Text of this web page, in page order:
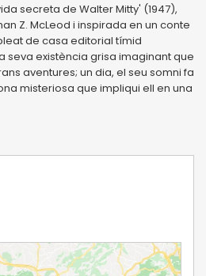
secreta de Walter Mitty' (1947),
Z. McLeod i inspirada en un conte
de casa editorial tímid
seva existència grisa imaginant que
aventures; un dia, el seu somni fa
misteriosa que impliqui ell en una